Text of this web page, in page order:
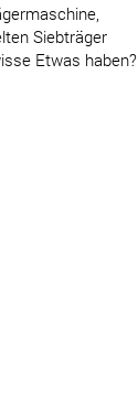
Siebträger
Etwas haben?